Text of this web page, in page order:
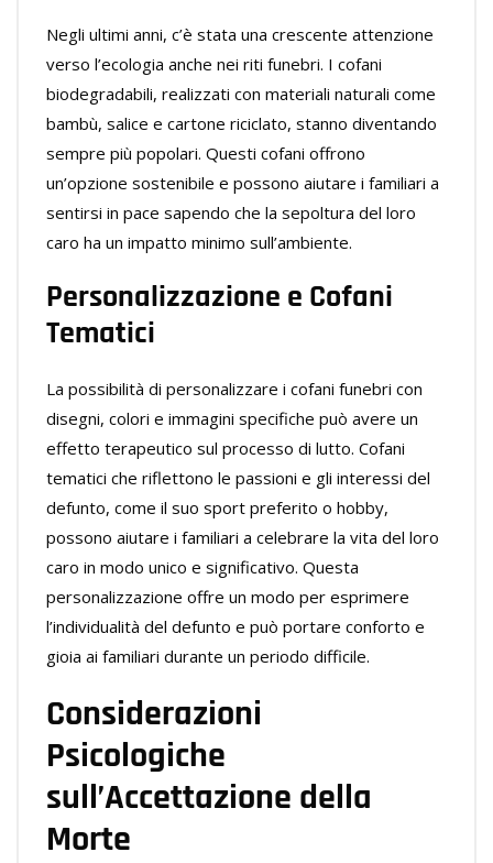
Negli ultimi anni, c’è stata una crescente attenzione
verso l’ecologia anche nei riti funebri. I cofani
biodegradabili, realizzati con materiali naturali come
bambù, salice e cartone riciclato, stanno diventando
sempre più popolari. Questi cofani offrono
un’opzione sostenibile e possono aiutare i familiari a
sentirsi in pace sapendo che la sepoltura del loro
caro ha un impatto minimo sull’ambiente.
Personalizzazione e Cofani
Tematici
La possibilità di personalizzare i cofani funebri con
disegni, colori e immagini specifiche può avere un
effetto terapeutico sul processo di lutto. Cofani
tematici che riflettono le passioni e gli interessi del
defunto, come il suo sport preferito o hobby,
possono aiutare i familiari a celebrare la vita del loro
caro in modo unico e significativo. Questa
personalizzazione offre un modo per esprimere
l’individualità del defunto e può portare conforto e
gioia ai familiari durante un periodo difficile.
Considerazioni
Psicologiche
sull’Accettazione della
Morte